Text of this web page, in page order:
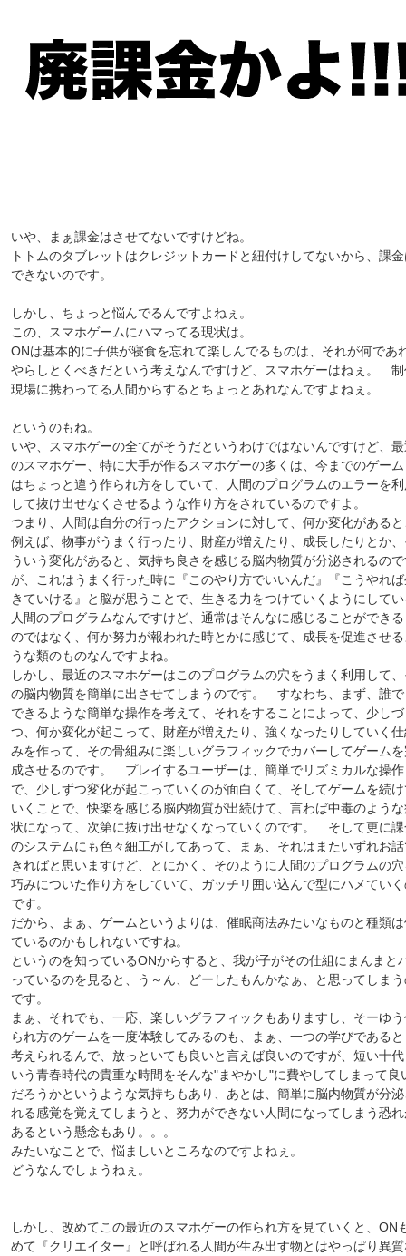
いや、まぁ課金はさせてないですけどね。
トトムのタブレットはクレジットカードと紐付けしてないから、課
できないのです。
しかし、ちょっと悩んでるんですよねぇ。
この、スマホゲームにハマってる現状は。
ONは基本的に子供が寝食を忘れて楽しんでるものは、それが何であ
やらしとくべきだという考えなんですけど、スマホゲーはねぇ。
現場に携わってる人間からするとちょっとあれなんですよねぇ。
というのもね。
いや、スマホゲーの全てがそうだというわけではないんですけど、
のスマホゲー、特に大手が作るスマホゲーの多くは、今までのゲー
はちょっと違う作られ方をしていて、人間のプログラムのエラーを
して抜け出せなくさせるような作り方をされているのですよ。
つまり、人間は自分の行ったアクションに対して、何か変化がある
例えば、物事がうまく行ったり、財産が増えたり、成長したりとか
ういう変化があると、気持ち良さを感じる脳内物質が分泌されるの
が、これはうまく行った時に『このやり方でいいんだ』『こうやれ
きていける』と脳が思うことで、生きる力をつけていくようにして
人間のプログラムなんですけど、通常はそんなに感じることができ
のではなく、何か努力が報われた時とかに感じて、成長を促進させ
うな類のものなんですよね。
しかし、最近のスマホゲーはこのプログラムの穴をうまく利用して
の脳内物質を簡単に出させてしまうのです。 すなわち、まず、誰
できるような簡単な操作を考えて、それをすることによって、少しづ
つ、何か変化が起こって、財産が増えたり、強くなったりしていく
みを作って、その骨組みに楽しいグラフィックでカバーしてゲーム
成させるのです。 プレイするユーザーは、簡単でリズミカルな操作
で、少しずつ変化が起こっていくのが面白くて、そしてゲームを続
いくことで、快楽を感じる脳内物質が出続けて、言わば中毒のよう
状になって、次第に抜け出せなくなっていくのです。 そして更に
のシステムにも色々細工がしてあって、まぁ、それはまたいずれお
きればと思いますけど、とにかく、そのように人間のプログラムの
巧みについた作り方をしていて、ガッチリ囲い込んで型にハメてい
です。
だから、まぁ、ゲームというよりは、催眠商法みたいなものと種類
ているのかもしれないですね。
というのを知っているONからすると、我が子がその仕組にまんまと
っているのを見ると、う～ん、どーしたもんかなぁ、と思ってしま
です。
まぁ、それでも、一応、楽しいグラフィックもありますし、そーゆ
られ方のゲームを一度体験してみるのも、まぁ、一つの学びである
考えられるんで、放っといても良いと言えば良いのですが、短い十
いう青春時代の貴重な時間をそんな"まやかし"に費やしてしまって良
だろうかというような気持ちもあり、あとは、簡単に脳内物質が分
れる感覚を覚えてしまうと、努力ができない人間になってしまう恐
あるという懸念もあり。。。
みたいなことで、悩ましいところなのですよねぇ。
どうなんでしょうねぇ。
しかし、改めてこの最近のスマホゲーの作られ方を見ていくと、ON
めて『クリエイター』と呼ばれる人間が生み出す物とはやっぱり異